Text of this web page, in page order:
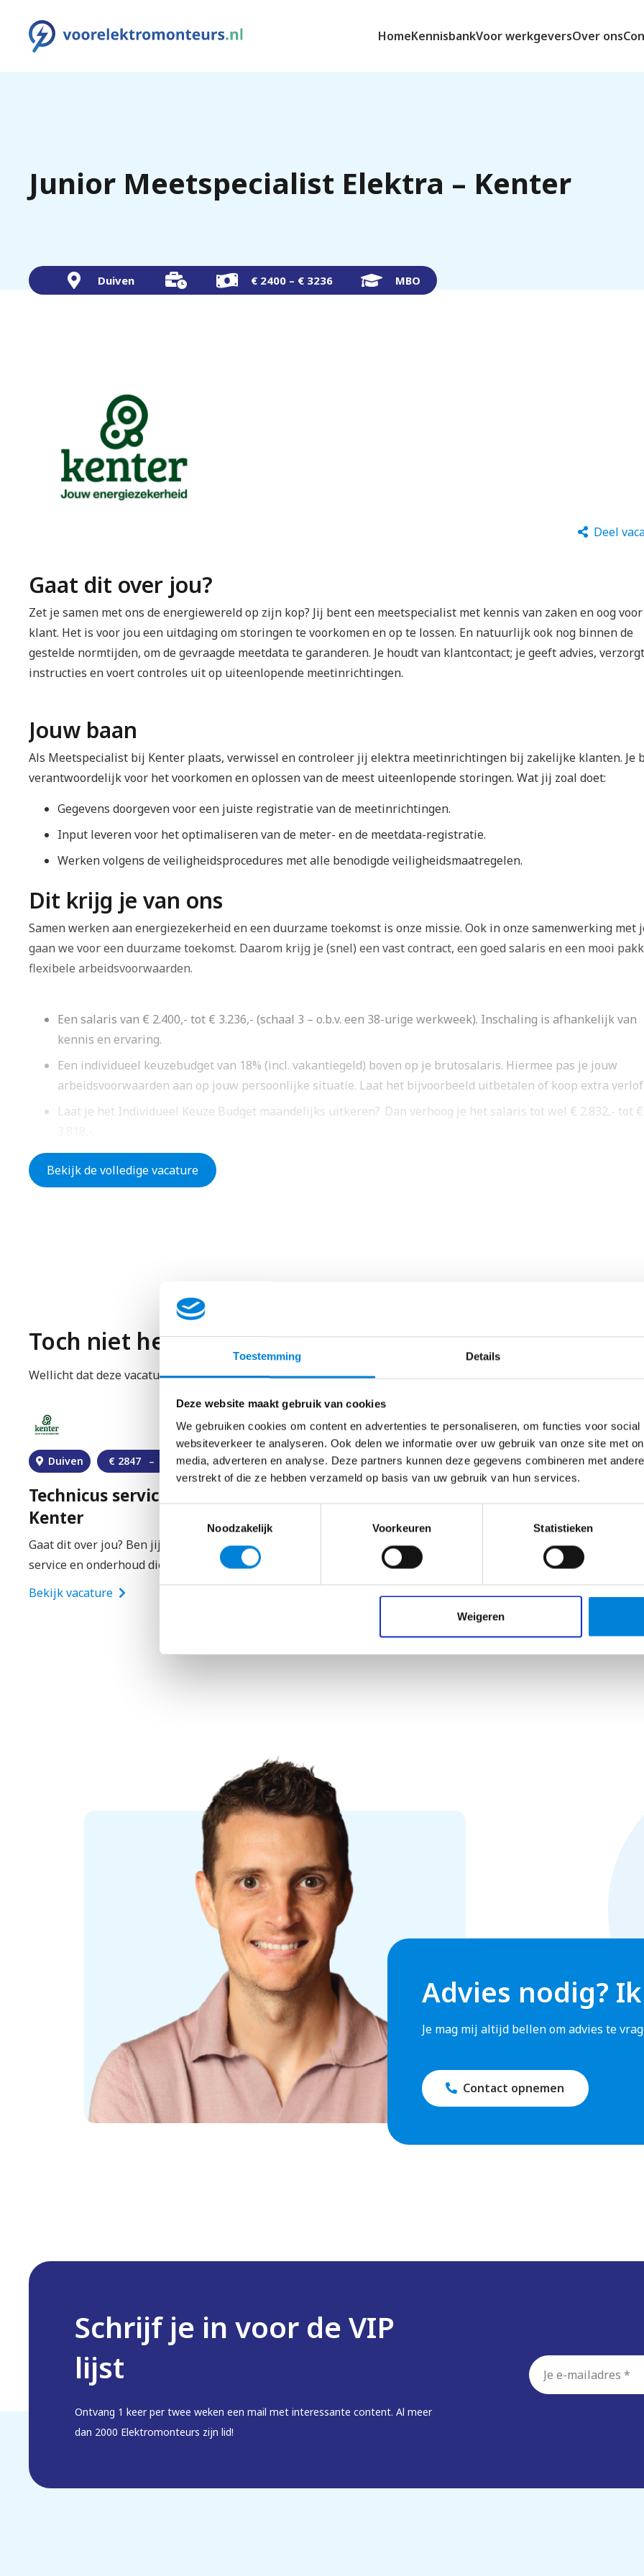
Toestemming Details
Deze website maakt gebruik van cookies
We gebruiken cookies om content en advertenties te personaliseren, om functies voor
websiteverkeer te analyseren. Ook delen we informatie over uw gebruik van onze site met
media, adverteren en analyse. Deze partners kunnen deze gegevens combineren met
verstrekt of die ze hebben verzameld op basis van uw gebruik van hun services.
Noodzakelijk
Voorkeuren Statistieken
Weigeren
HomeKennisbankVoor werkgeversOver ons
Junior Meetspecialist Elektra – Kenter
Duiven € 2400 – € 3236 MBO
Deel
Gaat dit over jou?
Zet je samen met ons de energiewereld op zijn kop? Jij bent een meetspecialist met kennis van zaken en oog
klant. Het is voor jou een uitdaging om storingen te voorkomen en op te lossen. En natuurlijk ook nog binnen de
gestelde normtijden, om de gevraagde meetdata te garanderen. Je houdt van klantcontact; je geeft advies, verzorgt
instructies en voert controles uit op uiteenlopende meetinrichtingen.
Jouw baan
Als Meetspecialist bij Kenter plaats, verwissel en controleer jij elektra meetinrichtingen bij zakelijke klanten. Je
verantwoordelijk voor het voorkomen en oplossen van de meest uiteenlopende storingen. Wat jij zoal doet:
Gegevens doorgeven voor een juiste registratie van de meetinrichtingen.
Input leveren voor het optimaliseren van de meter- en de meetdata-registratie.
Werken volgens de veiligheidsprocedures met alle benodigde veiligheidsmaatregelen.
Dit krijg je van ons
Samen werken aan energiezekerheid en een duurzame toekomst is onze missie. Ook in onze samenwerking met
gaan we voor een duurzame toekomst. Daarom krijg je (snel) een vast contract, een goed salaris en een mooi
flexibele arbeidsvoorwaarden.
Een salaris van € 2.400,- tot € 3.236,- (schaal 3 – o.b.v. een 38-urige werkweek). Inschaling is afhankelijk van
kennis en ervaring.
Een individueel keuzebudget van 18% (incl. vakantiegeld) boven op je brutosalaris. Hiermee pas je jouw
arbeidsvoorwaarden aan op jouw persoonlijke situatie. Laat het bijvoorbeeld uitbetalen of koop extra
Laat je het Individueel Keuze Budget maandelijks uitkeren? Dan verhoog je het salaris tot wel € 2.832,- tot €
Eindejaarsuitkering van 5,94%.
20 verlofdagen plus elk jaar 36 uur extra spaarverlof.
Dit breng je mee
Met jouw energie blink je uit als meetspecialist. Je vindt werken met klanten het allerleukst, want dat zijn toch de
mensen waar je het voor doet. Als je weer een ingewikkelde oplossing mag bedenken, ben je helemaal in je
Daarom heb jij voor deze baan gekozen! Je bent graag onderweg en vindt het leuk om veel te reizen. Verder heb
De BEI aanwijzing in de richting van Vakbekwaam Persoon Laagspanning (VP) (Pré).
Een certificaat VCA VOL en asbest herkenning (of je wil deze halen) (Pré).
Bekijk de volledige vacature
Toch niet helemaal wat je in gedachten had?
Wellicht dat deze vacatures wat beter bij je aansluiten
Duiven € 2847 – 4076
Technicus service en onderhoud –
Kenter
Gaat dit over jou? Ben jij die ervaren Technicus
service en onderhoud die elke uitdaging aankan…
Bekijk vacature
Amsterdam €2847 – €4076
Gaat dit over jou? Ben jij die ervaren Technicus
service en onderhoud die elke uitdaging aankan…
Bekijk vacature
Advies nodig?
Je mag mij altijd bellen om advies te
Contact opnemen
Schrijf je in voor de VIP
lijst
Ontvang 1 keer per twee weken een mail met interessante content. Al meer
dan 2000 Elektromonteurs zijn lid!
E-
mailadres